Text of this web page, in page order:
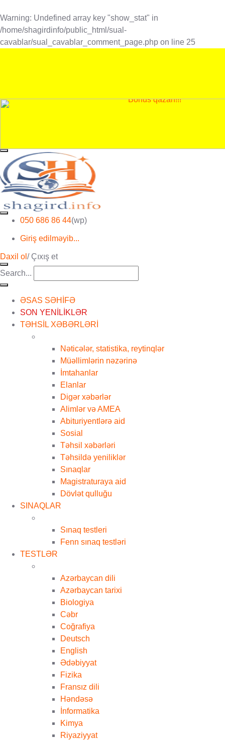
Warning: Undefined array key "show_stat" in
/home/shagirdinfo/public_html/sual-
cavablar/sual_cavablar_comment_page.php on line 25
050 686 86 44(wp)
Giriş edilməyib...
Daxil ol / Çıxış et
Search...
ƏSAS SƏHİFƏ
SON YENİLİKLƏR
TƏHSİL XƏBƏRLƏRİ
Nəticələr, statistika, reytinqlər
Müəllimlərin nəzərinə
İmtahanlar
Elanlar
Digər xəbərlər
Alimlər və AMEA
Abituriyentlərə aid
Sosial
Təhsil xəbərləri
Təhsildə yeniliklər
Sınaqlar
Magistraturaya aid
Dövlət qulluğu
SINAQLAR
Sınaq testleri
Fenn sınaq testləri
TESTLƏR
Azərbaycan dili
Azərbaycan tarixi
Biologiya
Cəbr
Coğrafiya
Deutsch
English
Ədəbiyyat
Fizika
Fransız dili
Həndəsə
İnformatika
Kimya
Riyaziyyat